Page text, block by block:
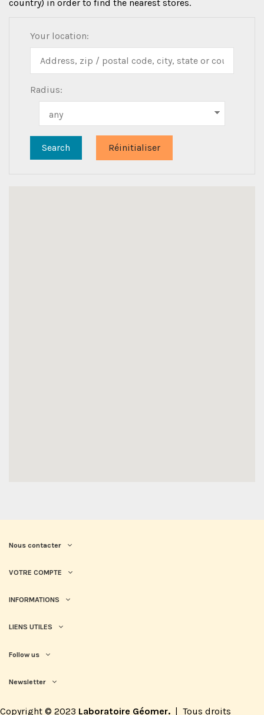
country) in order to find the nearest stores.
Your location:
Radius:
Nous contacter
VOTRE COMPTE
INFORMATIONS
LIENS UTILES
Follow us
Newsletter
Copyright © 2023 Laboratoire Géomer. | Tous droits